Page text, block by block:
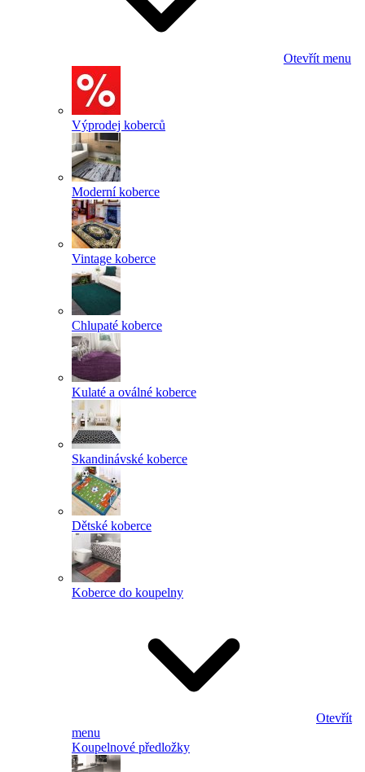
Otevřít menu
Výprodej koberců
Moderní koberce
Vintage koberce
Chlupaté koberce
Kulaté a oválné koberce
Skandinávské koberce
Dětské koberce
Koberce do koupelny
Otevřít
menu
Koupelnové předložky